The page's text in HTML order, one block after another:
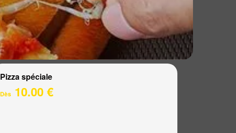
Pizza spéciale
Dès 10.00 €